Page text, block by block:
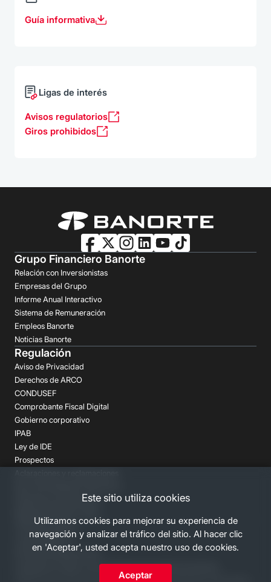
Este sitio utiliza cookies
Utilizamos cookies para mejorar su experiencia de
navegación y analizar el tráfico del sitio. Al hacer clic
en 'Aceptar', usted acepta nuestro uso de cookies.
Aceptar
Guía informativa
Ligas de interés
Avisos regulatorios
Giros prohibidos
Grupo Financiero Banorte
Relación con Inversionistas
Empresas del Grupo
Informe Anual Interactivo
Sistema de Remuneración
Empleos Banorte
Noticias Banorte
Regulación
Aviso de Privacidad
Derechos de ARCO
CONDUSEF
Comprobante Fiscal Digital
Gobierno corporativo
IPAB
Ley de IDE
Prospectos
Despachos de Cobranza
Términos Legales
Canales Banorte
Personas Desaparecidas
Consulta los costos y las comisiones de nuestros productos
2026 Grupo Financiero Banorte. Todos los derechos reservados.